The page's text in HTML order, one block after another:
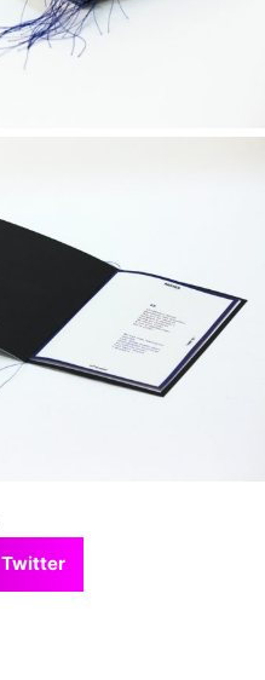
Twitter